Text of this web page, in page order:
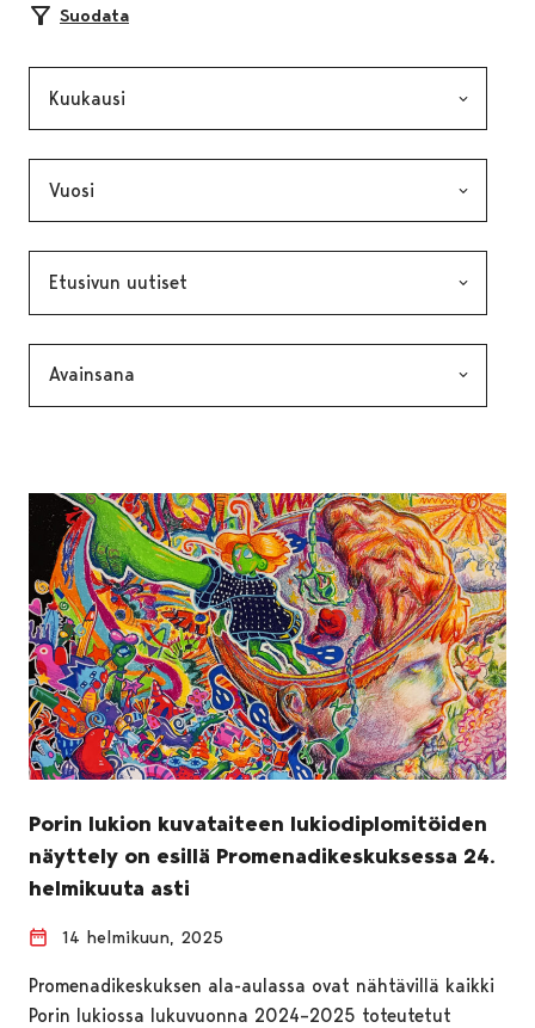
Suodata
Porin lukion kuvataiteen lukiodiplomitöiden
näyttely on esillä Promenadikeskuksessa 24.
helmikuuta asti
14 helmikuun, 2025
Promenadikeskuksen ala-aulassa ovat nähtävillä kaikki
Porin lukiossa lukuvuonna 2024–2025 toteutetut